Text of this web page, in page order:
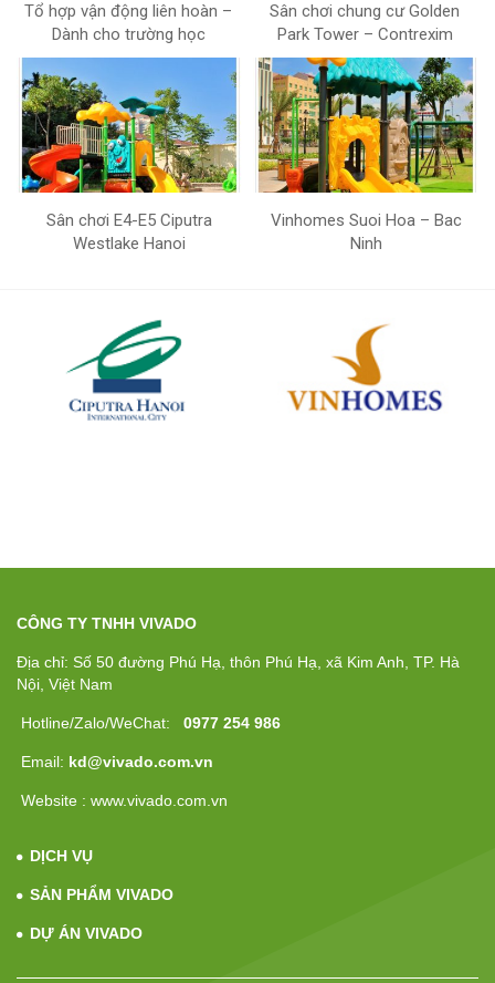
Tổ hợp vận động liên hoàn –
Dành cho trường học
Sân chơi chung cư Golden
Park Tower – Contrexim
Sân chơi E4-E5 Ciputra
Westlake Hanoi
Vinhomes Suoi Hoa – Bac
Ninh
CÔNG TY TNHH VIVADO
Địa chỉ: Số 50 đường Phú Hạ, thôn Phú Hạ, xã Kim Anh, TP. Hà
Nội, Việt Nam
Hotline/Zalo/WeChat: 0977 254 986
Email: kd@vivado.com.vn
Website : www.vivado.com.vn
DỊCH VỤ
SẢN PHẨM VIVADO
DỰ ÁN VIVADO